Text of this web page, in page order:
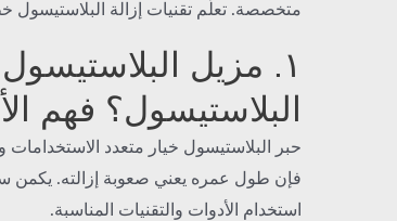
متخصصة. تعلّم تقنيات إزالة البلاستيسول
١. مزيل
البلاستيسول؟ فهم
حبر البلاستيسول خيار متعدد الاستخدامات
فإن طول عمره يعني صعوبة إزالته. يكمن
استخدام الأدوات والتقنيات المناسبة.